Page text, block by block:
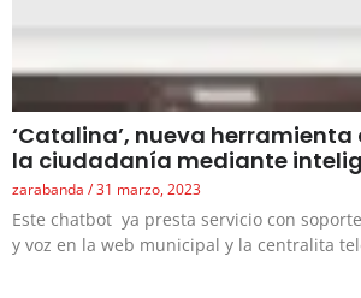
‘Catalina’, nueva
la ciudadanía mediante
zarabanda 31 marzo, 2023
Este chatbot ya presta servicio con
y voz en la web municipal y la centralita